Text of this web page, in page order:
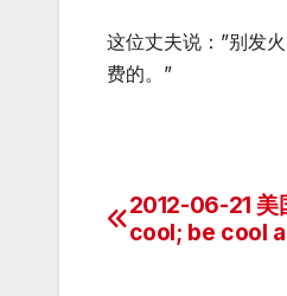
这位丈夫说：”别发
费的。”
Post
2012-06-21 美
cool; be cool